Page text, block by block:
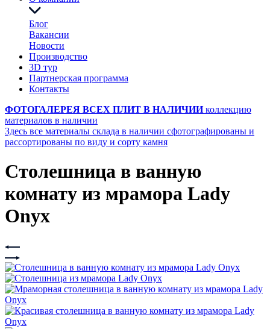
Блог
Вакансии
Новости
Производство
3D тур
Партнерская программа
Контакты
ФОТОГАЛЕРЕЯ ВСЕХ ПЛИТ В НАЛИЧИИ коллекцию
материалов в наличии
Здесь все материалы склада в наличии сфотографированы и
рассортированы по виду и сорту камня
Столешница в ванную
комнату из мрамора Lady
Onyx